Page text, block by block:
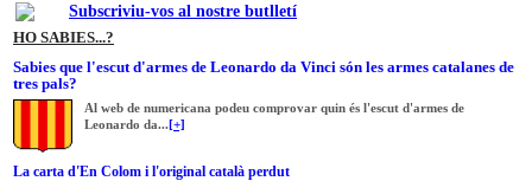
Subscriviu-vos al nostre butlletí
HO SABIES...?
Sabies que l'escut d'armes de Leonardo da Vinci són les armes catalanes de
tres pals?
Al web de numericana podeu comprovar quin és l'escut d'armes de
Leonardo da...[+]
La carta d'En Colom i l'original català perdut